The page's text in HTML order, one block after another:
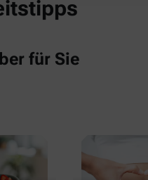
für Sie